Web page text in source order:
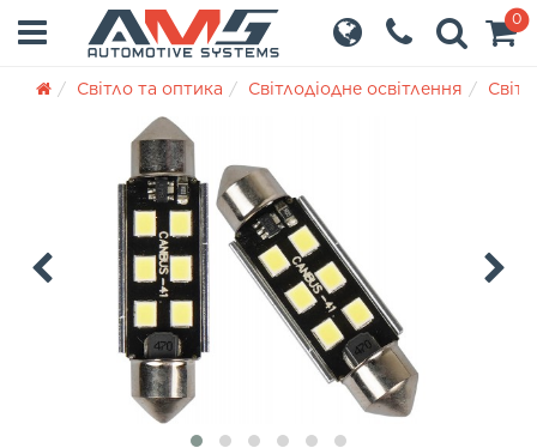
0
Світло та оптика Світлодіодне освітлення